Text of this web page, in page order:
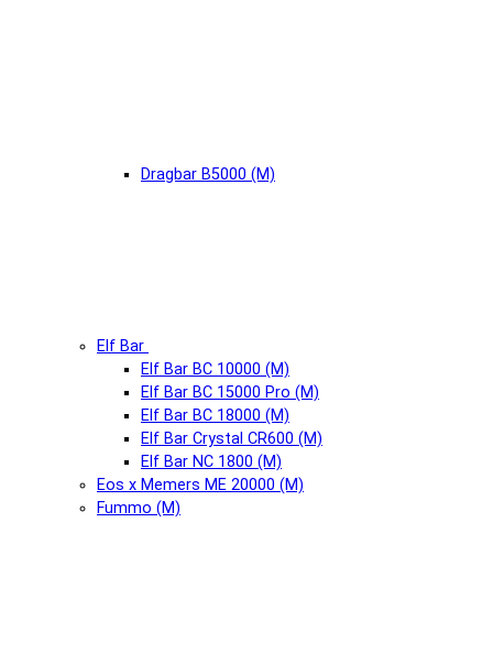
Dragbar B5000 (М)
Elf Bar
Elf Bar BC 10000 (М)
Elf Bar BC 15000 Pro (М)
Elf Bar BC 18000 (М)
Elf Bar Crystal CR600 (М)
Elf Bar NC 1800 (М)
Eos x Memers ME 20000 (М)
Fummo (М)